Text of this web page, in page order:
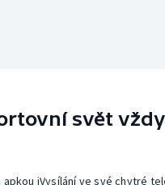
svět
apkou iVysílání ve své chytré